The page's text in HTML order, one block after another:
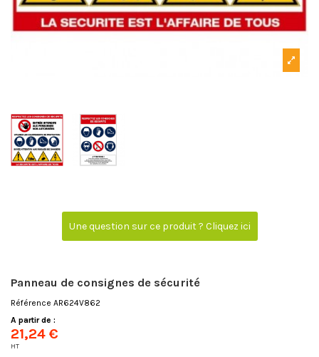
Une question sur ce produit ? Cliquez ici
Panneau de consignes de sécurité
Référence AR624V862
A partir de :
21,24 €
HT